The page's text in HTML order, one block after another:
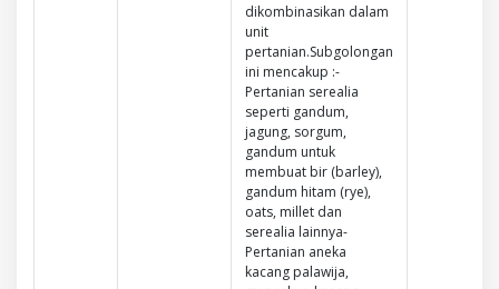
dikombinasikan dalam
unit
pertanian.Subgolongan
ini mencakup :-
Pertanian serealia
seperti gandum,
jagung, sorgum,
gandum untuk
membuat bir (barley),
gandum hitam (rye),
oats, millet dan
serealia lainnya-
Pertanian aneka
kacang palawija,